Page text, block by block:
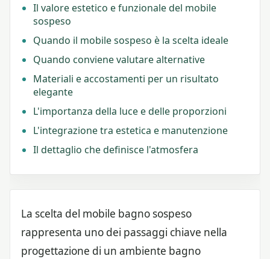
Il valore estetico e funzionale del mobile
sospeso
Quando il mobile sospeso è la scelta ideale
Quando conviene valutare alternative
Materiali e accostamenti per un risultato
elegante
L'importanza della luce e delle proporzioni
L'integrazione tra estetica e manutenzione
Il dettaglio che definisce l'atmosfera
La scelta del mobile bagno sospeso
rappresenta uno dei passaggi chiave nella
progettazione di un ambiente bagno